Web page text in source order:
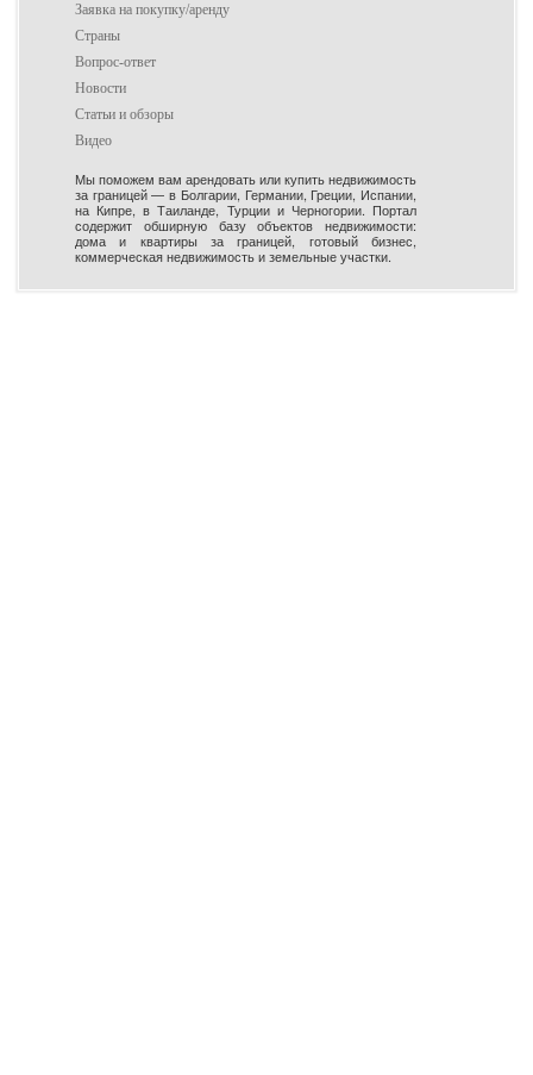
Заявка на покупку/аренду
Страны
Вопрос-ответ
Новости
Статьи и обзоры
Видео
Мы поможем вам арендовать или купить недвижимость
за границей — в Болгарии, Германии, Греции, Испании,
на Кипре, в Таиланде, Турции и Черногории. Портал
содержит обширную базу объектов недвижимости:
дома и квартиры за границей, готовый бизнес,
коммерческая недвижимость и земельные участки.